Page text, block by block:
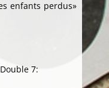
enfants perdus»
7: